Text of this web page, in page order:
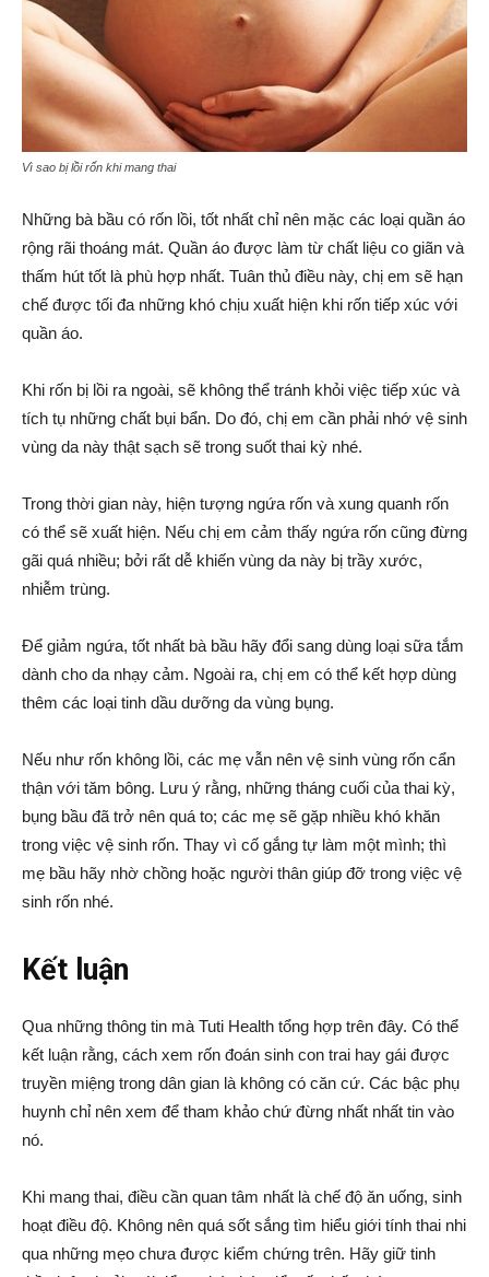
Vì sao bị lồi rốn khi mang thai
Những bà bầu có rốn lồi, tốt nhất chỉ nên mặc các loại quần áo
rộng rãi thoáng mát. Quần áo được làm từ chất liệu co giãn và
thấm hút tốt là phù hợp nhất. Tuân thủ điều này, chị em sẽ hạn
chế được tối đa những khó chịu xuất hiện khi rốn tiếp xúc với
quần áo.
Khi rốn bị lồi ra ngoài, sẽ không thể tránh khỏi việc tiếp xúc và
tích tụ những chất bụi bẩn. Do đó, chị em cần phải nhớ vệ sinh
vùng da này thật sạch sẽ trong suốt thai kỳ nhé.
Trong thời gian này, hiện tượng ngứa rốn và xung quanh rốn
có thể sẽ xuất hiện. Nếu chị em cảm thấy ngứa rốn cũng đừng
gãi quá nhiều; bởi rất dễ khiến vùng da này bị trầy xước,
nhiễm trùng.
Để giảm ngứa, tốt nhất bà bầu hãy đổi sang dùng loại sữa tắm
dành cho da nhạy cảm. Ngoài ra, chị em có thể kết hợp dùng
thêm các loại tinh dầu dưỡng da vùng bụng.
Nếu như rốn không lồi, các mẹ vẫn nên vệ sinh vùng rốn cẩn
thận với tăm bông. Lưu ý rằng, những tháng cuối của thai kỳ,
bụng bầu đã trở nên quá to; các mẹ sẽ gặp nhiều khó khăn
trong việc vệ sinh rốn. Thay vì cố gắng tự làm một mình; thì
mẹ bầu hãy nhờ chồng hoặc người thân giúp đỡ trong việc vệ
sinh rốn nhé.
Kết luận
Qua những thông tin mà Tuti Health tổng hợp trên đây. Có thể
kết luận rằng, cách xem rốn đoán sinh con trai hay gái được
truyền miệng trong dân gian là không có căn cứ. Các bậc phụ
huynh chỉ nên xem để tham khảo chứ đừng nhất nhất tin vào
nó.
Khi mang thai, điều cần quan tâm nhất là chế độ ăn uống, sinh
hoạt điều độ. Không nên quá sốt sắng tìm hiểu giới tính thai nhi
qua những mẹo chưa được kiểm chứng trên. Hãy giữ tinh